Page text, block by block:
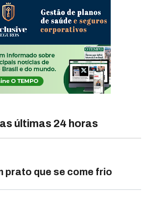
últimas 24 horas
prato que se come frio